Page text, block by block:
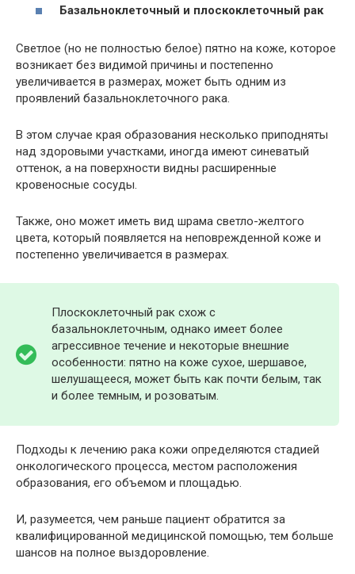
Базальноклеточный и плоскоклеточный рак
Светлое (но не полностью белое) пятно на коже, которое
возникает без видимой причины и постепенно
увеличивается в размерах, может быть одним из
проявлений базальноклеточного рака.
В этом случае края образования несколько приподняты
над здоровыми участками, иногда имеют синеватый
оттенок, а на поверхности видны расширенные
кровеносные сосуды.
Также, оно может иметь вид шрама светло-желтого
цвета, который появляется на неповрежденной коже и
постепенно увеличивается в размерах.
Плоскоклеточный рак схож с
базальноклеточным, однако имеет более
агрессивное течение и некоторые внешние
особенности: пятно на коже сухое, шершавое,
шелушащееся, может быть как почти белым, так
и более темным, и розоватым.
Подходы к лечению рака кожи определяются стадией
онкологического процесса, местом расположения
образования, его объемом и площадью.
И, разумеется, чем раньше пациент обратится за
квалифицированной медицинской помощью, тем больше
шансов на полное выздоровление.